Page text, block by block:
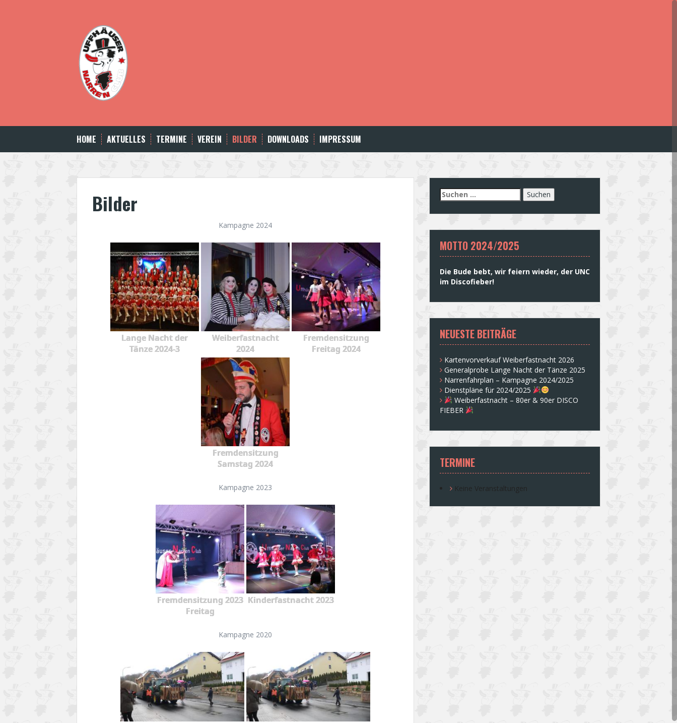
HOME AKTUELLES TERMINE VEREIN BILDER DOWNLOADS IMPRESSUM
Bilder
Kampagne 2024
Lange Nacht der
Tänze 2024-3
Weiberfastnacht
2024
Fremdensitzung
Freitag 2024
Fremdensitzung
Samstag 2024
Kampagne 2023
Fremdensitzung 2023
Freitag
Kinderfastnacht 2023
Kampagne 2020
Suchen
nach:
MOTTO 2024/2025
Die Bude bebt, wir feiern wieder, der UNC
im Discofieber!
NEUESTE BEITRÄGE
Kartenvorverkauf Weiberfastnacht 2026
Generalprobe Lange Nacht der Tänze 2025
Narrenfahrplan – Kampagne 2024/2025
Dienstpläne für 2024/2025
Weiberfastnacht – 80er & 90er DISCO
FIEBER
TERMINE
Keine Veranstaltungen